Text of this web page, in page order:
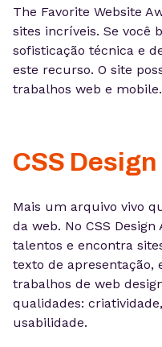
The Favorite Website
sites incríveis. Se você
sofisticação técnica e
este recurso. O site
trabalhos web e mobile.
CSS
Mais um arquivo vivo
da web. No CSS
talentos e encontra
texto de
trabalhos de web
qualidades:
usabilidade.